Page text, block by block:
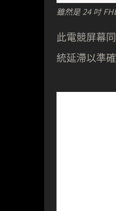
雖然是 24 吋
此電競屏幕
統延滯以準